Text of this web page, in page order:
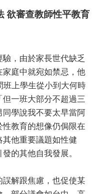
欲審查教師性平教育
，由於家長世代缺乏
庭中就宛如禁忌，他
班上學生從小到大何時
一班大部分不超過三
學說我不要太早當阿
教育的想像仍侷限在
他重要議題如性健
的其他自我發展。
解跟焦慮，也促使某